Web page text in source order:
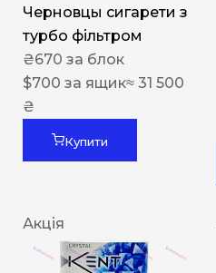
Черновцы сигарети з
турбо фільтром
₴670 за блок
$700 за ящик≈ 31 500
₴
Купити
Акція